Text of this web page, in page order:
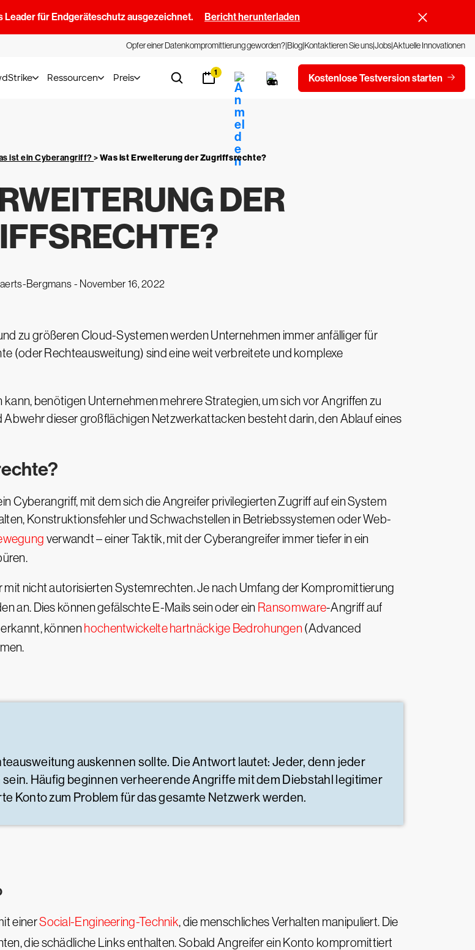
für Endgeräteschutz ausgezeichnet. Bericht herunterladen
Opfer einer Datenkompromittierung geworden?BlogKontaktieren Sie unsJobsAktuelle Innovationen
Ressourcen Preis 1 Kostenlose Testversion starten
ist ein Cyberangriff?>Was ist Erweiterung der Zugriffsrechte?
DER
Bergmans - November 16, 2022
zu größeren Cloud-Systemen werden Unternehmen immer anfälliger für
(oder Rechteausweitung) sind eine weit verbreitete und komplexe
benötigen Unternehmen mehrere Strategien, um sich vor Angriffen zu
dieser großflächigen Netzwerkattacken besteht darin, den Ablauf eines
Cyberangriff, mit dem sich die Angreifer privilegierten Zugriff auf ein System
Konstruktionsfehler und Schwachstellen in Betriebssystemen oder Web-
verwandt – einer Taktik, mit der Cyberangreifer immer tiefer in ein
nicht autorisierten Systemrechten. Je nach Umfang der Kompromittierung
an. Dies können gefälschte E-Mails sein oder ein Ransomware-Angriff auf
können hochentwickelte hartnäckige Bedrohungen (Advanced
auskennen sollte. Die Antwort lautet: Jeder, denn jeder
Häufig beginnen verheerende Angriffe mit dem Diebstahl legitimer
Konto zum Problem für das gesamte Netzwerk werden.
einerSocial-Engineering-Technik, die menschliches Verhalten manipuliert. Die
die schädliche Links enthalten. Sobald Angreifer ein Konto kompromittiert